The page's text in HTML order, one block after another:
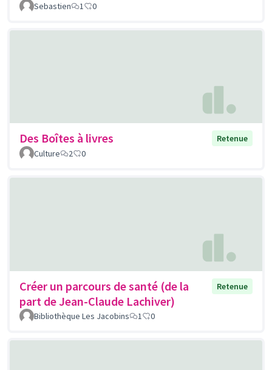
Sebastien 1 0
Des Boîtes à livres
Retenue
Culture
2 0
Créer un parcours de santé (de la
part de Jean-Claude Lachiver)
Retenue
Bibliothèque Les Jacobins 1 0